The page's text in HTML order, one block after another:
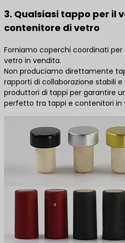
3. Qualsiasi tappo per il
contenitore di vetro
Forniamo coperchi coordinati
vetro in vendita.
Non produciamo direttamente
rapporti di collaborazione stabili
produttori di tappi per garantire
perfetto tra tappi e contenitori in